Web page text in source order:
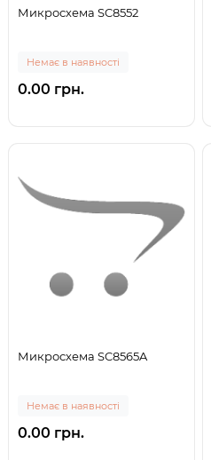
Микросхема SC8552
Немає в наявності
0.00 грн.
Микросхема SC8565A
Немає в наявності
0.00 грн.